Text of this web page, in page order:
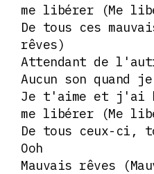
me libérer (Me
De tous ces
rêves)
Attendant de
Aucun son quand
Je t'aime et j'ai
me libérer (Me
De tous ceux-ci,
Ooh
Mauvais rêves